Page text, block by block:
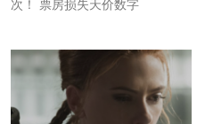
次！ 票房损失天价数字